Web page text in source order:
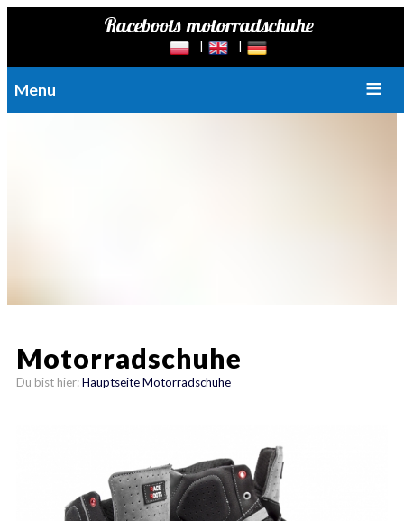
Menu
Motorradschuhe
Du bist hier:HauptseiteMotorradschuhe